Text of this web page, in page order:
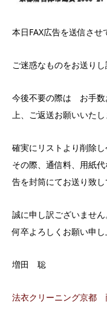
本日FAX広告を送信させ
ご迷惑なものをお送りし
今後不要の際は お手数
上、ご返送お願いいたし
確実にリストより削除
その際、通信料、用紙
告を封筒にてお送り致し
誠に申し訳ございません
何卒よろしくお願い申し
増田 聡
法衣クリーニング京都